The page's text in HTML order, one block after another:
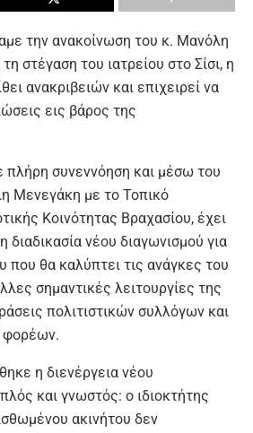
την ανακοίνωση του κ. Μανόλη
στέγαση του ιατρείου στο Σίσι, η
ανακριβειών και επιχειρεί να
εις βάρος της
πλήρη συνεννόηση και μέσω του
Μενεγάκη με το Τοπικό
Κοινότητας Βραχασίου, έχει
διαδικασία νέου διαγωνισμού για
που θα καλύπτει τις ανάγκες του
σημαντικές λειτουργίες της
πολιτιστικών συλλόγων και
φορέων.
η διενέργεια νέου
και γνωστός: ο ιδιοκτήτης
ακινήτου δεν